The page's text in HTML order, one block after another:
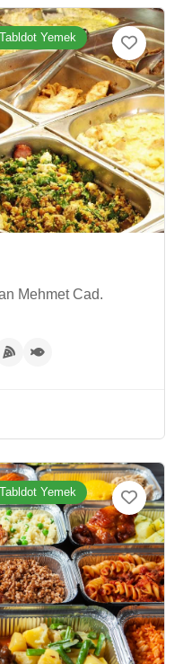
Yemek
Mehmet Cad.
Yemek